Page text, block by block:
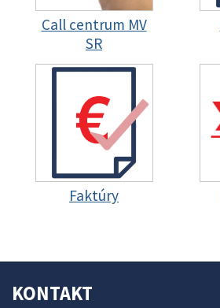
Call centrum MV
SR
Faktúry
KONTAKT